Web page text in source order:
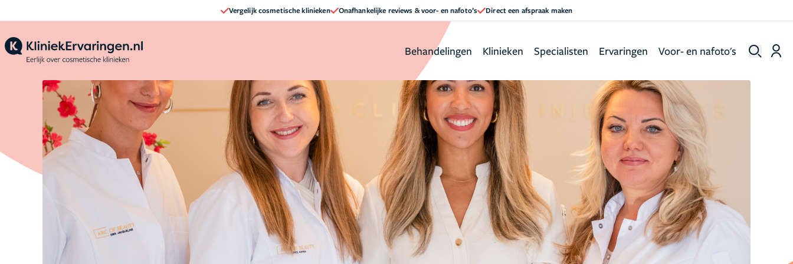
Vergelijk cosmetische klinieken Onafhankelijke reviews & voor- en nafoto’s Direct een afspraak maken
Behandelingen Klinieken Specialisten Ervaringen Voor- en nafoto's